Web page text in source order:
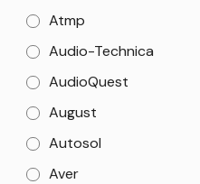
Atmp
Audio-Technica
AudioQuest
August
Autosol
Aver